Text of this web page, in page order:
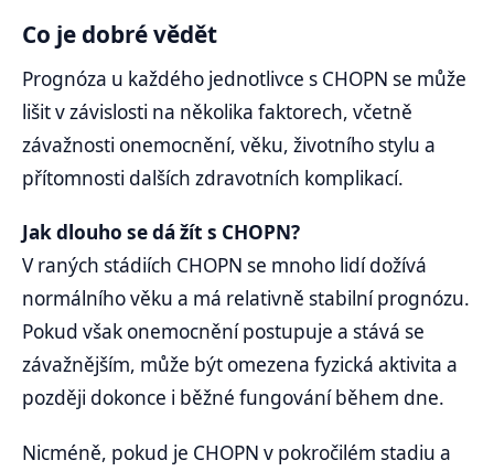
Co je dobré vědět
Prognóza u každého jednotlivce s CHOPN se může
lišit v závislosti na několika faktorech, včetně
závažnosti onemocnění, věku, životního stylu a
přítomnosti dalších zdravotních komplikací.
Jak dlouho se dá žít s CHOPN?
V raných stádiích CHOPN se mnoho lidí dožívá
normálního věku a má relativně stabilní prognózu.
Pokud však onemocnění postupuje a stává se
závažnějším, může být omezena fyzická aktivita a
později dokonce i běžné fungování během dne.
Nicméně, pokud je CHOPN v pokročilém stadiu a